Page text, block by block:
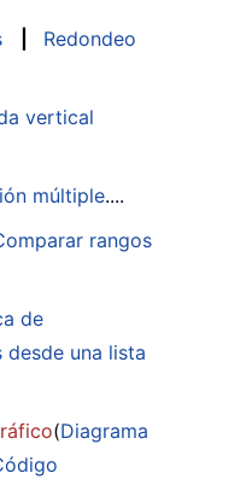
Redondeo
vertical
múltiple....
rangos
de
una lista
(Diagrama